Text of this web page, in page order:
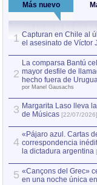
Más nuevo
1 Capturan en Chile al
el asesinato de Víctor
2
La comparsa Bantú
mayor desfile de
hecho fuera de
por Manel Gausachs
3 Margarita Laso lleva
de Músicas [22/07/2026]
4
«Pájaro azul. Cartas
correspondencia
la dictadura argentina
5 «Cançons del Grec»
en una noche única